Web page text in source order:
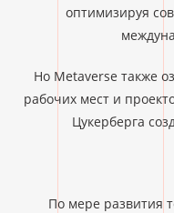
оптимизируя
Но Metaverse также
рабочих мест и
Цукерберга
По мере развития